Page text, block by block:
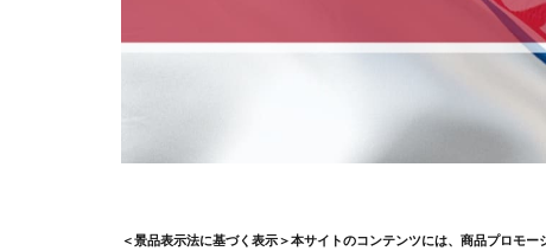
＜景品表示法に基づく表示＞本サイトのコンテンツには、商品プロモー